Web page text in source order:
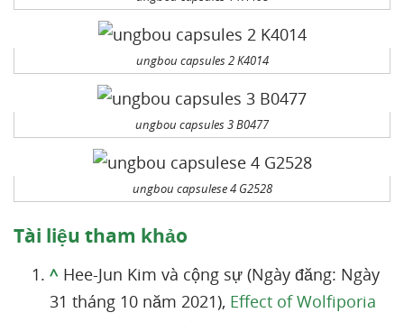
ungbou capsules 2 K4014
ungbou capsules 3 B0477
ungbou capsulese 4 G2528
Tài liệu tham khảo
^ Hee-Jun Kim và cộng sự (Ngày đăng: Ngày
31 tháng 10 năm 2021), Effect of Wolfiporia